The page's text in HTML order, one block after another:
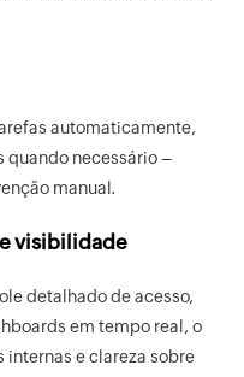
automaticamente,
quando necessário –
manual.
visibilidade
detalhado de acesso,
em tempo real, o
internas e clareza sobre